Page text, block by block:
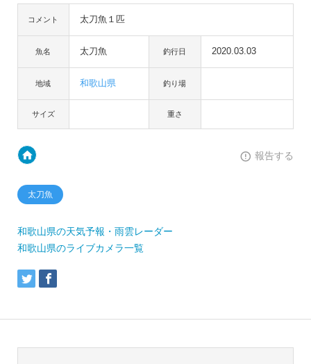
コメント 太刀魚１匹
魚名 太刀魚 釣行日 2020.03.03
地域 和歌山県 釣り場
サイズ 重さ
報告する
太刀魚
和歌山県の天気予報・雨雲レーダー
和歌山県のライブカメラ一覧